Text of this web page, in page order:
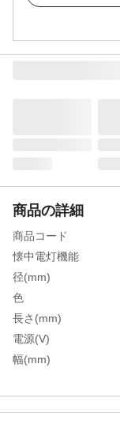
商品の詳細
商品コード
懐中電灯機能
径(mm)
色
長さ(mm)
電源(V)
幅(mm)
LED数(個)